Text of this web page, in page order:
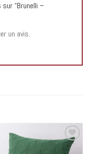
“Brunelli –
un avis.
Add to